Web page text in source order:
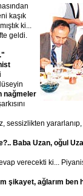
kaşık
ki...
geldi.
nağmeler
sessizlikten
Baba Uzan, oğul
verecekti ki...
şikayet, ağlarım ben